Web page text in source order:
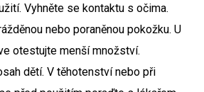
Vyhněte se kontaktu s očima.
nebo poraněnou pokožku. U
otestujte menší množství.
dětí. V těhotenství nebo při